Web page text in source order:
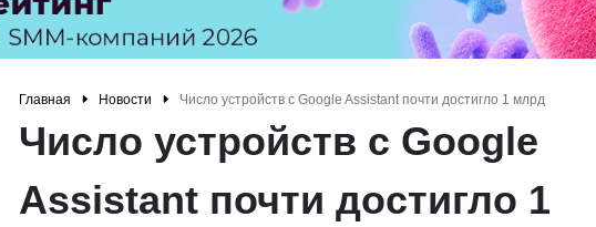
Главная Новости Число устройств с Google Assistant почти достигло 1 млрд
Число устройств с Google
Assistant почти достигло 1